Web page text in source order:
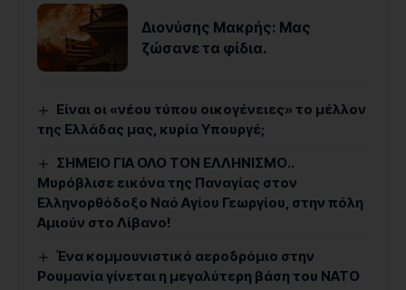
Διονύσης Μακρής: Μας
ζώσανε τα φίδια.
Είναι οι «νέου τύπου οικογένειες» το μέλλον
της Ελλάδας μας, κυρία Υπουργέ;
ΣΗΜΕΙΟ ΓΙΑ ΟΛΟ ΤΟΝ ΕΛΛΗΝΙΣΜΟ..
Μυρόβλισε εικόνα της Παναγίας στον
Ελληνορθόδοξο Ναό Αγίου Γεωργίου, στην πόλη
Αμιούν στο Λίβανο!
Ένα κομμουνιστικό αεροδρόμιο στην
Ρουμανία γίνεται η μεγαλύτερη βάση του ΝΑΤΟ